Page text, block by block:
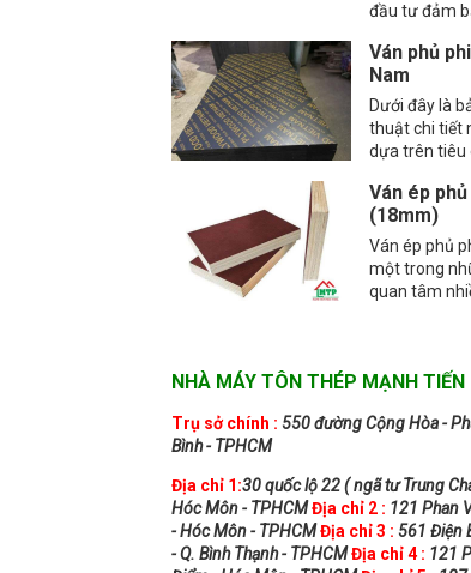
đầu tư đảm
Ván phủ
Nam
Dưới đây là
thuật chi tiết
dựa trên tiêu
Ván ép
(18mm)
Ván ép phủ
một trong
quan tâm
NHÀ MÁY TÔN THÉP MẠNH TIẾN
Trụ sở chính : 550 đường Cộng Hòa -
Bình - TPHCM
Địa chỉ 1:30 quốc lộ 22 ( ngã tư Trung
Hóc Môn - TPHCMĐịa chỉ 2 : 121 Phan
- Hóc Môn - TPHCMĐịa chỉ 3 : 561 Điện
- Q. Bình Thạnh - TPHCMĐịa chỉ 4 : 121